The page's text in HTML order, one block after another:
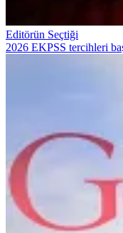
Editörün Seçtiği
2026 EKPSS tercihleri